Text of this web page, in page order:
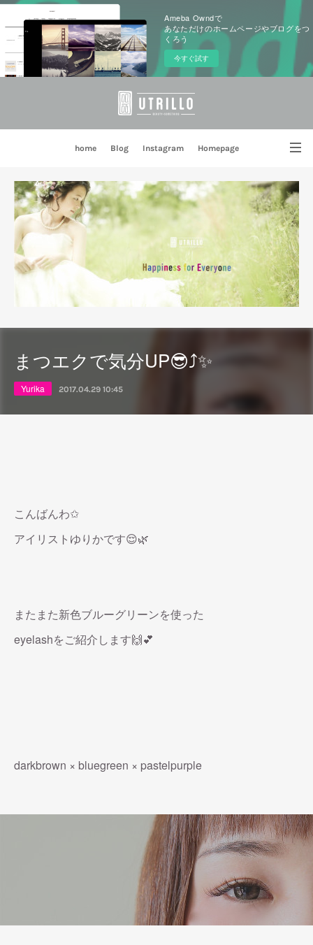
Ameba Owndで
あなただけのホームページやブログをつ
くろう
今すぐ試す
home Blog Instagram Homepage
姉妹店 PORTE BLEUE
まつエクで気分UP😎⤴✨
Yurika 2017.04.29 10:45
こんばんわ✩
アイリストゆりかです😌🌿
またまた新色ブルーグリーンを使った
eyelashをご紹介します🙌💕
darkbrown × bluegreen × pastelpurple